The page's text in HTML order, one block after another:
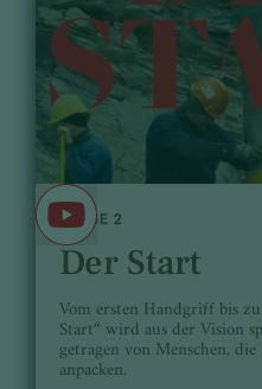
FOLGE 2
Der Start
Vom ersten Handgriff bis
Start“ wird aus der Vision
getragen von Menschen,
anpacken.